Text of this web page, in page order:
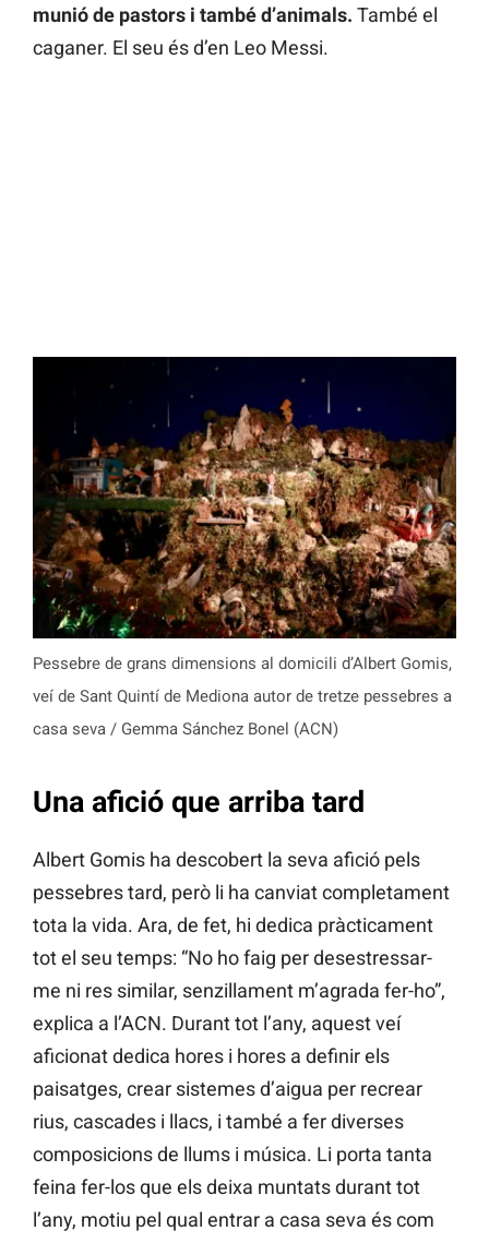
munió de pastors i també d’animals. També el
caganer. El seu és d’en Leo Messi.
Pessebre de grans dimensions al domicili d’Albert Gomis,
veí de Sant Quintí de Mediona autor de tretze pessebres a
casa seva / Gemma Sánchez Bonel (ACN)
Una afició que arriba tard
Albert Gomis ha descobert la seva afició pels
pessebres tard, però li ha canviat completament
tota la vida. Ara, de fet, hi dedica pràcticament
tot el seu temps: “No ho faig per desestressar-
me ni res similar, senzillament m’agrada fer-ho”,
explica a l’ACN. Durant tot l’any, aquest veí
aficionat dedica hores i hores a definir els
paisatges, crear sistemes d’aigua per recrear
rius, cascades i llacs, i també a fer diverses
composicions de llums i música. Li porta tanta
feina fer-los que els deixa muntats durant tot
l’any, motiu pel qual entrar a casa seva és com